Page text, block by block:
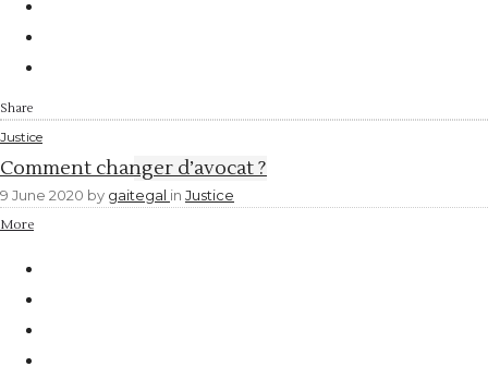
Share
Justice
Comment changer d’avocat ?
9 June 2020 by gaitegal in Justice
More